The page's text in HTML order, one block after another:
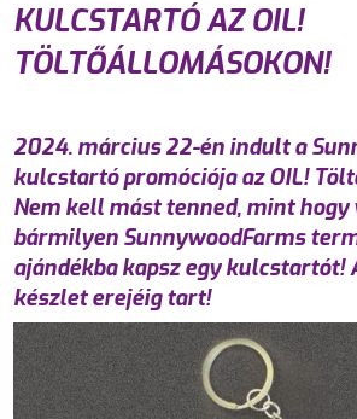
KULCSTARTÓ AZ OIL!
TÖLTŐÁLLOMÁSOKON!
2024. március 22-én indult a
kulcstartó promóciója az OIL!
Nem kell mást tenned, mint hogy
bármilyen SunnywoodFarms
ajándékba kapsz egy kulcstartót!
készlet erejéig tart!